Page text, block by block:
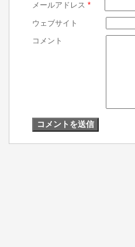
メールアドレス *
ウェブサイト
コメント